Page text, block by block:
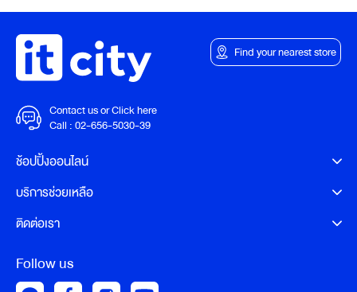
Contact us or Click here
Call :02-656-5030-39
Find your nearest store
ช้อปปิ้งออนไลน์
บริการช่วยเหลือ
ติดต่อเรา
Follow us